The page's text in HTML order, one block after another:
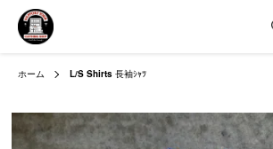
ホーム L/S Shirts 長袖ｼｬﾂ